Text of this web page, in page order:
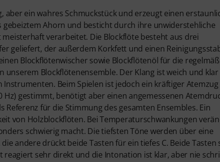
ein wahres Schmuckstück und erzeugt einen
Ahorn und besticht durch ihre unwiderstehliche
verarbeitet. Die Blockflöte besteht aus drei
geliefert, der außerdem Korkfett und einen
Blockflötenwischer sowie Blockflötenöl für die
Blockflötenensemble. Der Klang ist weich und klar
Beim Spielen ist jedoch ein kräftiger Atemzug
gestimmt, benötigt aber einen angemessenen
für die Stimmung des gesamten Ensembles. Ein
von Holzblockflöten. Bei Temperaturschwankungen
schwierig macht. Die tiefsten Töne werden über eine
andere drückt beide Tasten für ein tiefes C. Beide Tasten
sehr direkt und die Intonation ist klar, aber nie